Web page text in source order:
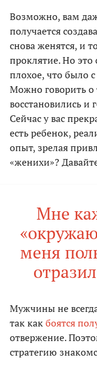
Возможно, вам
получается
снова женятся, и
проклятие. Но это
плохое, что было
Можно говорить о
восстановились
Сейчас у вас
есть ребенок,
опыт, зрелая
«женихи»?
Мне
меня
Мужчины не
так какбоятся
отвержение.
стратегию